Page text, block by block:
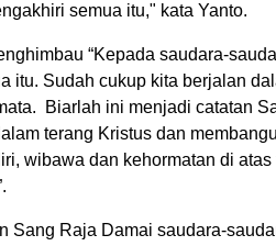
semua itu," kata Yanto.
“Kepada saudara-
itu. Sudah cukup kita berjalan
Biarlah ini menjadi catatan
terang Kristus dan
wibawa dan kehormatan di
Sang Raja Damai saudara-